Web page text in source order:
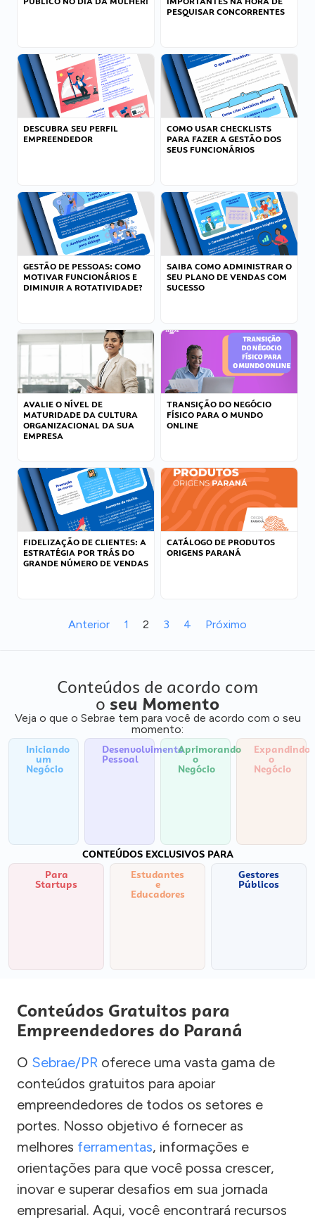
PESQUISAR CONCORRENTES
DESCUBRA SEU PERFIL
EMPREENDEDOR
COMO USAR CHECKLISTS
PARA FAZER A GESTÃO DOS
SEUS FUNCIONÁRIOS
GESTÃO DE PESSOAS: COMO
MOTIVAR FUNCIONÁRIOS E
DIMINUIR A ROTATIVIDADE?
SAIBA COMO ADMINISTRAR O
SEU PLANO DE VENDAS COM
SUCESSO
AVALIE O NÍVEL DE
MATURIDADE DA CULTURA
ORGANIZACIONAL DA SUA
EMPRESA
TRANSIÇÃO DO NEGÓCIO
FÍSICO PARA O MUNDO
ONLINE
FIDELIZAÇÃO DE CLIENTES: A
ESTRATÉGIA POR TRÁS DO
GRANDE NÚMERO DE VENDAS
CATÁLOGO DE PRODUTOS
ORIGENS PARANÁ
Anterior 1 2 3 4 Próximo
Conteúdos de acordo com
o seu Momento
Veja o que o Sebrae tem para você de acordo com o seu
momento:
Iniciando
um
Negócio
Desenvolvimento
Pessoal
Aprimorando
o
Negócio
Expandindo
o
Negócio
CONTEÚDOS EXCLUSIVOS PARA
Para
Startups
Estudantes
e
Educadores
Gestores
Públicos
Conteúdos Gratuitos para
Empreendedores do Paraná
O Sebrae/PR oferece uma vasta gama de
conteúdos gratuitos para apoiar
empreendedores de todos os setores e
portes. Nosso objetivo é fornecer as
melhores ferramentas, informações e
orientações para que você possa crescer,
inovar e superar desafios em sua jornada
empresarial. Aqui, você encontrará recursos